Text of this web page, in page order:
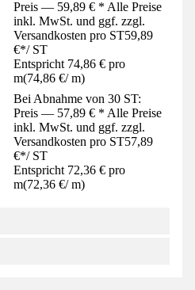
Preis — 59,89 € * Alle Preise
inkl. MwSt. und ggf. zzgl.
Versandkosten pro ST59,89
€*/ ST
Entspricht 74,86 € pro
m(74,86 €/ m)
Bei Abnahme von 30 ST:
Preis — 57,89 € * Alle Preise
inkl. MwSt. und ggf. zzgl.
Versandkosten pro ST57,89
€*/ ST
Entspricht 72,36 € pro
m(72,36 €/ m)